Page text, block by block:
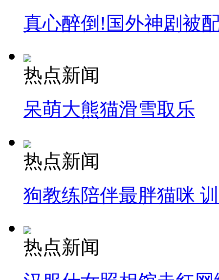
真心醉倒!国外神剧被
热点新闻
呆萌大熊猫滑雪取乐
热点新闻
狗教练陪伴最胖猫咪
热点新闻